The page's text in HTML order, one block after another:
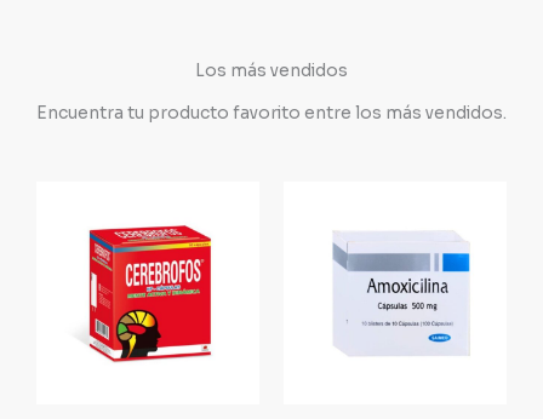
Los más vendidos
Encuentra tu producto favorito entre los más vendidos.